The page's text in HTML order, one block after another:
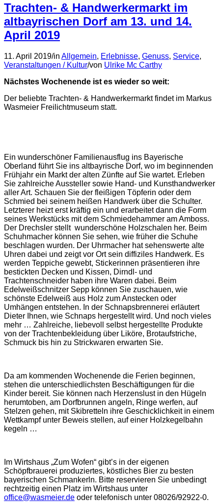
Trachten- & Handwerkermarkt im
altbayrischen Dorf am 13. und 14.
April 2019
11. April 2019/in Allgemein, Erlebnisse, Genuss, Service,
Veranstaltungen / Kultur/von Ulrike Mc Carthy
Nächstes Wochenende ist es wieder so weit:
Der beliebte Trachten- & Handwerkermarkt findet im Markus
Wasmeier Freilichtmuseum statt.
Ein wunderschöner Familienausflug ins Bayerische
Oberland führt Sie ins altbayrische Dorf, wo im beginnenden
Frühjahr ein Markt der alten Zünfte auf Sie wartet. Erleben
Sie zahlreiche Aussteller sowie Hand- und Kunsthandwerker
aller Art. Schauen Sie der fleißigen Töpferin oder dem
Schmied bei seinem heißen Handwerk über die Schulter.
Letzterer heizt erst kräftig ein und erarbeitet dann die Form
seines Werkstücks mit dem Schmiedehammer am Amboss.
Der Drechsler stellt wunderschöne Holzschalen her. Beim
Schuhmacher können Sie sehen, wie früher die Schuhe
beschlagen wurden. Der Uhrmacher hat sehenswerte alte
Uhren dabei und zeigt vor Ort sein diffiziles Handwerk. Es
werden Teppiche gewebt, Stickerinnen präsentieren ihre
bestickten Decken und Kissen, Dirndl- und
Trachtenschneider haben ihre Waren dabei. Beim
Edelweißschnitzer Sepp können Sie zuschauen, wie
schönste Edelweiß aus Holz zum Anstecken oder
Umhängen entstehen. In der Schnapsbrennerei erläutert
Dieter Ihnen, wie Schnaps hergestellt wird. Und noch vieles
mehr … Zahlreiche, liebevoll selbst hergestellte Produkte
von der Trachtenbekleidung über Liköre, Brotaufstriche,
Schmuck bis hin zu Strickwaren erwarten Sie.
Da am kommenden Wochenende die Ferien beginnen,
stehen die unterschiedlichsten Beschäftigungen für die
Kinder bereit. Sie können nach Herzenslust in den Hügeln
herumtoben, am Dorfbrunnen angeln, Ringe werfen, auf
Stelzen gehen, mit Skibretteln ihre Geschicklichkeit in einem
Wettkampf unter Beweis stellen, auf einer Holzkegelbahn
kegeln …
Im Wirtshaus „Zum Wofen“ gibt’s in der eigenen
Schöpfbrauerei produziertes, köstliches Bier zu besten
bayerischen Schmankerln. Bitte reservieren Sie unbedingt
rechtzeitig einen Platz im Wirtshaus unter
office@wasmeier.de oder telefonisch unter 08026/92922-0.